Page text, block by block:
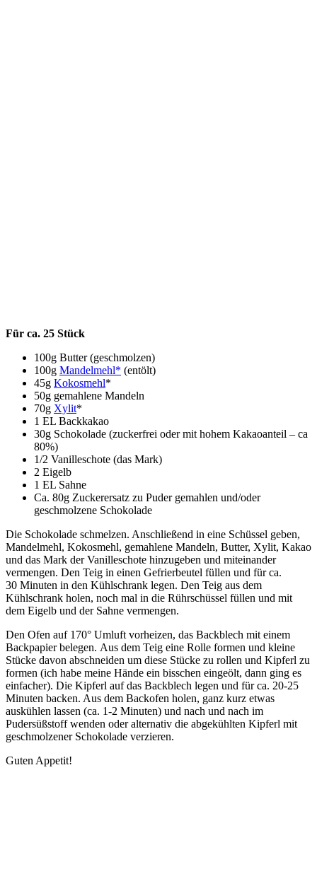
Für ca. 25 Stück
100g Butter (geschmolzen)
100g Mandelmehl* (entölt)
45g Kokosmehl*
50g gemahlene Mandeln
70g Xylit*
1 EL Backkakao
30g Schokolade (zuckerfrei oder mit hohem Kakaoanteil – ca
80%)
1/2 Vanilleschote (das Mark)
2 Eigelb
1 EL Sahne
Ca. 80g Zuckerersatz zu Puder gemahlen und/oder
geschmolzene Schokolade
Die Schokolade schmelzen. Anschließend in eine Schüssel geben,
Mandelmehl, Kokosmehl, gemahlene Mandeln, Butter, Xylit, Kakao
und das Mark der Vanilleschote hinzugeben und miteinander
vermengen. Den Teig in einen Gefrierbeutel füllen und für ca.
30 Minuten in den Kühlschrank legen. Den Teig aus dem
Kühlschrank holen, noch mal in die Rührschüssel füllen und mit
dem Eigelb und der Sahne vermengen.
Den Ofen auf 170° Umluft vorheizen, das Backblech mit einem
Backpapier belegen. Aus dem Teig eine Rolle formen und kleine
Stücke davon abschneiden um diese Stücke zu rollen und Kipferl zu
formen (ich habe meine Hände ein bisschen eingeölt, dann ging es
einfacher). Die Kipferl auf das Backblech legen und für ca. 20-25
Minuten backen. Aus dem Backofen holen, ganz kurz etwas
auskühlen lassen (ca. 1-2 Minuten) und nach und nach im
Pudersüßstoff wenden oder alternativ die abgekühlten Kipferl mit
geschmolzener Schokolade verzieren.
Guten Appetit!